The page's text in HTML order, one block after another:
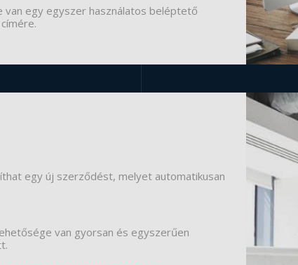
van egy egyszer használatos beléptető
egy új szerződést, melyet automatikusan
van gyorsan és egyszerűen